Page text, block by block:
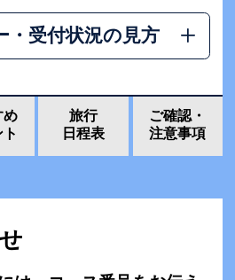
・受付状況の見方
め
旅行
日程表
ご確認・
注意事項